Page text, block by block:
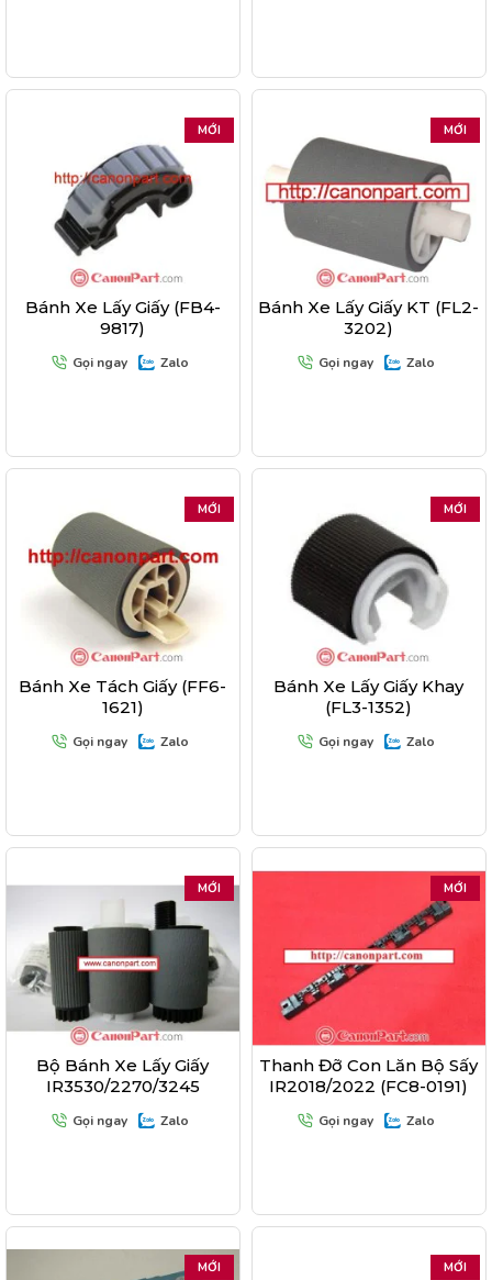
MỚI
Bánh Xe Lấy Giấy (FB4-
9817)
Gọi ngay Zalo
MỚI
Bánh Xe Lấy Giấy KT (FL2-
3202)
Gọi ngay Zalo
MỚI
Bánh Xe Tách Giấy (FF6-
1621)
Gọi ngay Zalo
MỚI
Bánh Xe Lấy Giấy Khay
(FL3-1352)
Gọi ngay Zalo
MỚI
Bộ Bánh Xe Lấy Giấy
IR3530/2270/3245
Gọi ngay Zalo
MỚI
Thanh Đỡ Con Lăn Bộ Sấy
IR2018/2022 (FC8-0191)
Gọi ngay Zalo
MỚI MỚI